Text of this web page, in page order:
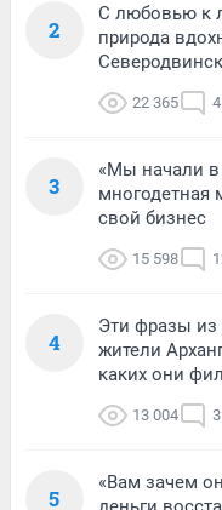
2
С любовью к
природа
22 365 4
3
«Мы начали в
многодетная
свой бизнес
15 598
4
Эти фразы из
жители
каких они
13 004 3
5
«Вам зачем